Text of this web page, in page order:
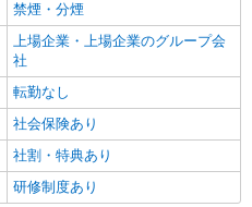
禁煙・分煙
上場企業・上場企業のグループ会
社
転勤なし
社会保険あり
社割・特典あり
研修制度あり